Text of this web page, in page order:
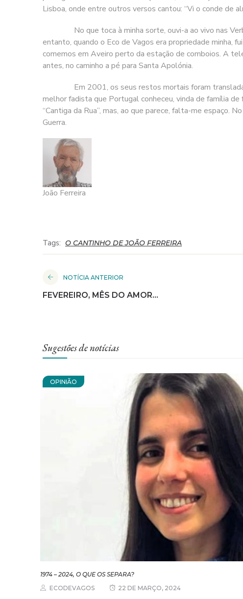
Lisboa, onde entre outros versos cantou: “Vi o conde de
No que toca à minha sorte, ouvi-a ao vivo nas
entanto, quando o Eco de Vagos era propriedade minha,
comemos em Aveiro perto da estação de comboios. A
antes, no caminho a pé para Santa Apolónia.
Em 2001, os seus restos mortais foram transladados
melhor fadista que Portugal conheceu, vinda de família
“Cantiga da Rua”, mas, ao que parece, falta-me espaço.
Guerra.
João Ferreira
Tags: O CANTINHO DE JOÃO FERREIRA
NOTÍCIA ANTERIOR
FEVEREIRO, MÊS DO AMOR…
Sugestões de notícias
OPINIÃO
1974 – 2024, O QUE OS SEPARA?
ECODEVAGOS
22 DE MARÇO, 2024